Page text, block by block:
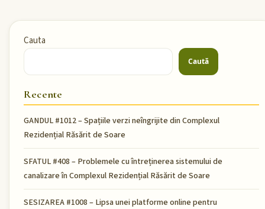
Cauta
Caută
Recente
GANDUL #1012 – Spațiile verzi neîngrijite din Complexul
Rezidențial Răsărit de Soare
SFATUL #408 – Problemele cu întreținerea sistemului de
canalizare în Complexul Rezidențial Răsărit de Soare
SESIZAREA #1008 – Lipsa unei platforme online pentru